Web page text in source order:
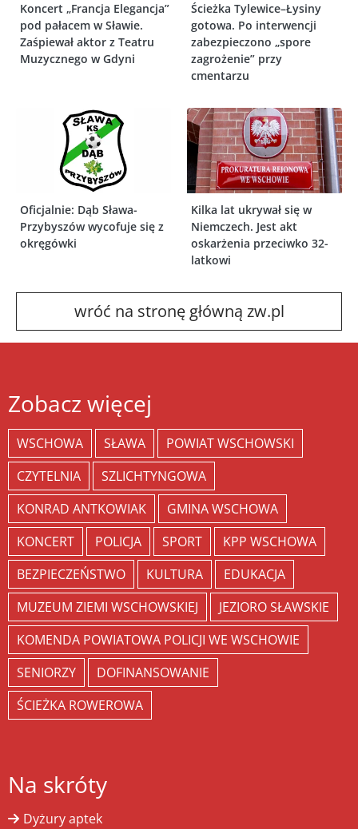
Koncert „Francja Elegancja”
pod pałacem w Sławie.
Zaśpiewał aktor z Teatru
Muzycznego w Gdyni
Ścieżka Tylewice–Łysiny
gotowa. Po interwencji
zabezpieczono „spore
zagrożenie” przy
cmentarzu
Oficjalnie: Dąb Sława-
Przybyszów wycofuje się z
okręgówki
Kilka lat ukrywał się w
Niemczech. Jest akt
oskarżenia przeciwko 32-
latkowi
wróć na stronę główną zw.pl
Zobacz więcej
WSCHOWA SŁAWA
POWIAT WSCHOWSKI
CZYTELNIA
SZLICHTYNGOWA
KONRAD ANTKOWIAK
GMINA WSCHOWA
KONCERT
POLICJA SPORT
KPP WSCHOWA
BEZPIECZEŃSTWO
KULTURA
EDUKACJA
MUZEUM ZIEMI WSCHOWSKIEJ
JEZIORO SŁAWSKIE
KOMENDA POWIATOWA POLICJI WE WSCHOWIE
SENIORZY
DOFINANSOWANIE
ŚCIEŻKA ROWEROWA
Na skróty
Dyżury aptek